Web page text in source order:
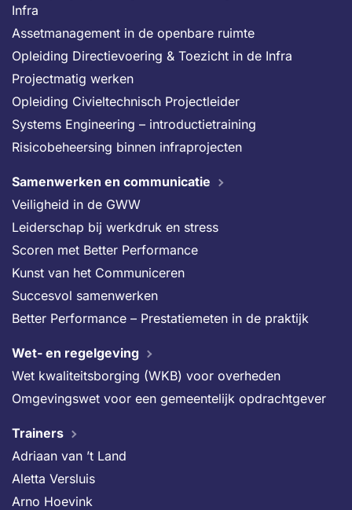
Infra
Assetmanagement in de openbare ruimte
Opleiding Directievoering & Toezicht in de Infra
Projectmatig werken
Opleiding Civieltechnisch Projectleider
Systems Engineering – introductietraining
Risicobeheersing binnen infraprojecten
Samenwerken en communicatie
Veiligheid in de GWW
Leiderschap bij werkdruk en stress
Scoren met Better Performance
Kunst van het Communiceren
Succesvol samenwerken
Better Performance – Prestatiemeten in de praktijk
Wet- en regelgeving
Wet kwaliteitsborging (WKB) voor overheden
Omgevingswet voor een gemeentelijk opdrachtgever
Trainers
Adriaan van ’t Land
Aletta Versluis
Arno Hoevink